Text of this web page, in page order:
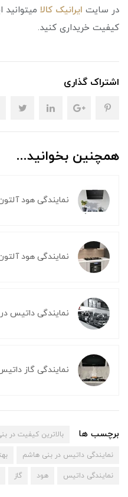
در سایت ایرانیک کالا
کیفیت خریداری کنید.
اشتراک گذاری
همچنین بخوانید...
نمایندگی هود
نمایندگی هود
نمایندگی داتیس
نمایندگی گاز
برچسب ها بالاترین کیفیت در
نمایندگی داتیس در بنی هاشم
نمایندگی داتیس هود گاز